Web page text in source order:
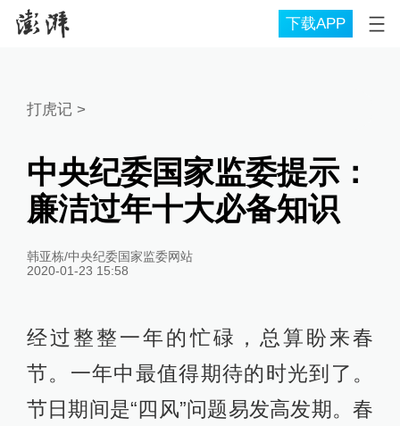
下载APP
打虎记>
中央纪委国家监委提示：
廉洁过年十大必备知识
韩亚栋/中央纪委国家监委网站
2020-01-23 15:58
经过整整一年的忙碌，总算盼来春
节。一年中最值得期待的时光到了。
节日期间是“四风”问题易发高发期。春